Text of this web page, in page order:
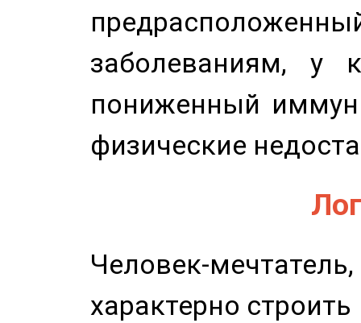
заболеваниям, у
пониженный
физические
Человек-
характерно